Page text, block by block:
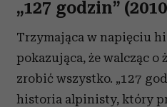
„127 godzin”
Trzymająca w napięciu
pokazująca, że walcząc o
zrobić wszystko. „127
historia alpinisty, który